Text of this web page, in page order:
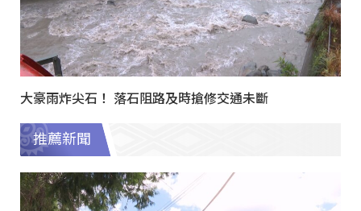
大豪雨炸尖石！ 落石阻路及時搶修交通未斷
推薦新聞